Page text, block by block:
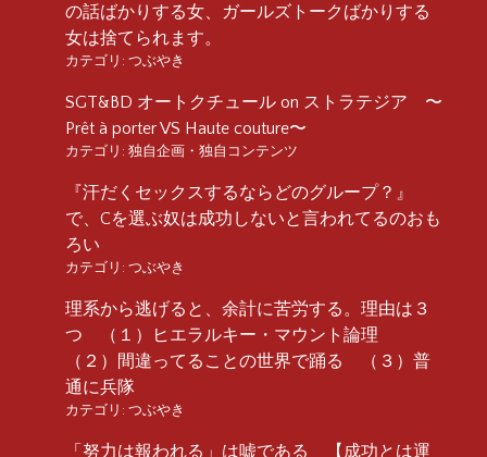
の話ばかりする女、ガールズトークばかりする
女は捨てられます。
カテゴリ: つぶやき
SGT&BD オートクチュール on ストラテジア 〜
Prêt à porter VS Haute couture〜
カテゴリ: 独自企画・独自コンテンツ
『汗だくセックスするならどのグループ？』
で、Cを選ぶ奴は成功しないと言われてるのおも
ろい
カテゴリ: つぶやき
理系から逃げると、余計に苦労する。理由は３
つ （１）ヒエラルキー・マウント論理
（２）間違ってることの世界で踊る （３）普
通に兵隊
カテゴリ: つぶやき
「努力は報われる」は嘘である 【成功とは運